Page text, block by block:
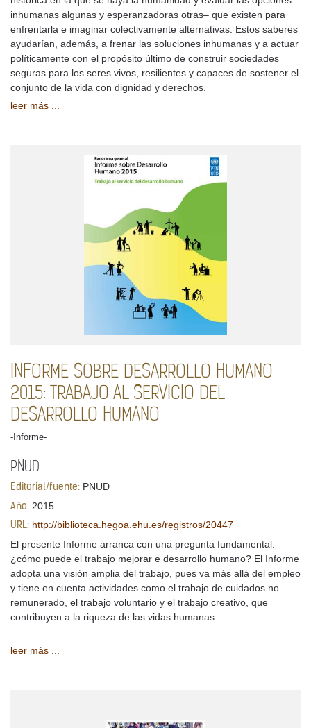
inhumanas algunas y esperanzadoras otras– que existen para
enfrentarla e imaginar colectivamente alternativas. Estos saberes
ayudarían, además, a frenar las soluciones inhumanas y a actuar
políticamente con el propósito último de construir sociedades
seguras para los seres vivos, resilientes y capaces de sostener el
conjunto de la vida con dignidad y derechos.
leer más ...
INFORME SOBRE DESARROLLO HUMANO
2015: TRABAJO AL SERVICIO DEL
DESARROLLO HUMANO
-Informe-
PNUD
Editorial/fuente: PNUD
Año: 2015
URL: http://biblioteca.hegoa.ehu.es/registros/20447
El presente Informe arranca con una pregunta fundamental:
¿cómo puede el trabajo mejorar e desarrollo humano? El Informe
adopta una visión amplia del trabajo, pues va más allá del empleo
y tiene en cuenta actividades como el trabajo de cuidados no
remunerado, el trabajo voluntario y el trabajo creativo, que
contribuyen a la riqueza de las vidas humanas.
leer más ...